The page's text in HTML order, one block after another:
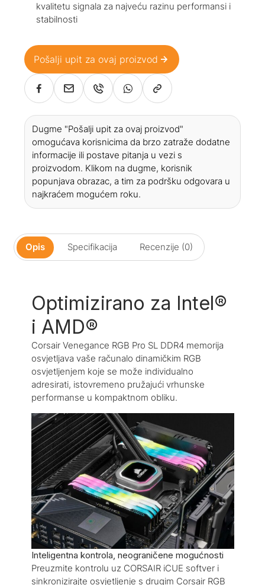
kvalitetu signala za najveću razinu performansi i
stabilnosti
Pošalji upit za ovaj proizvod
Dugme "Pošalji upit za ovaj proizvod"
omogućava korisnicima da brzo zatraže dodatne
informacije ili postave pitanja u vezi s
proizvodom. Klikom na dugme, korisnik
popunjava obrazac, a tim za podršku odgovara u
najkraćem mogućem roku.
Opis Specifikacija Recenzije (0)
Optimizirano za Intel®
i AMD®
Corsair Venegance RGB Pro SL DDR4 memorija
osvjetljava vaše računalo dinamičkim RGB
osvjetljenjem koje se može individualno
adresirati, istovremeno pružajući vrhunske
performanse u kompaktnom obliku.
Inteligentna kontrola, neograničene mogućnosti
Preuzmite kontrolu uz CORSAIR iCUE softver i
sinkronizirajte osvjetljenje s drugim Corsair RGB